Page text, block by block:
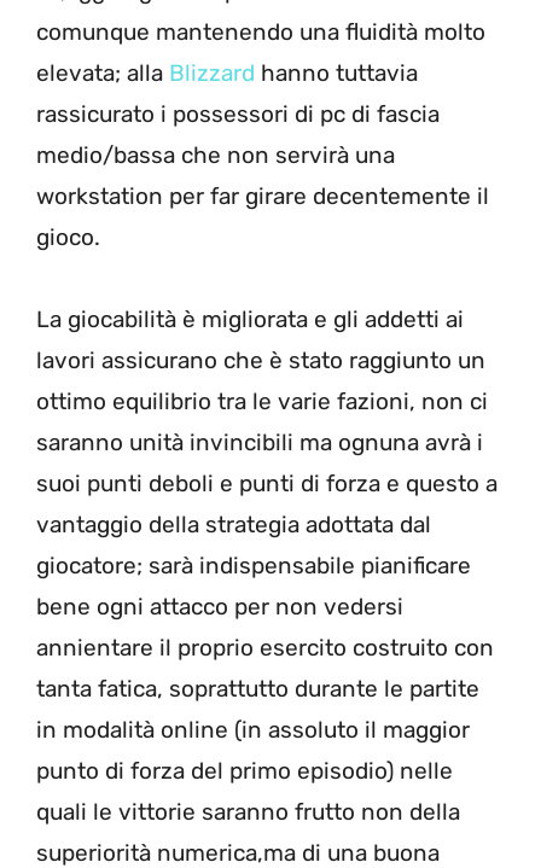
comunque mantenendo una fluidità molto
elevata; alla Blizzard hanno tuttavia
rassicurato i possessori di pc di fascia
medio/bassa che non servirà una
workstation per far girare decentemente il
gioco.
La giocabilità è migliorata e gli addetti ai
lavori assicurano che è stato raggiunto un
ottimo equilibrio tra le varie fazioni, non ci
saranno unità invincibili ma ognuna avrà i
suoi punti deboli e punti di forza e questo a
vantaggio della strategia adottata dal
giocatore; sarà indispensabile pianificare
bene ogni attacco per non vedersi
annientare il proprio esercito costruito con
tanta fatica, soprattutto durante le partite
in modalità online (in assoluto il maggior
punto di forza del primo episodio) nelle
quali le vittorie saranno frutto non della
superiorità numerica,ma di una buona